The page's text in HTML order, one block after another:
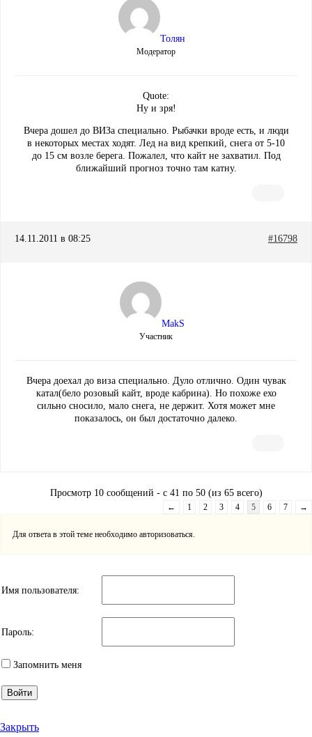
Толян
Модератор
Quote:
Ну и зря!
Вчера дошел до ВИЗа специально. Рыбачки вроде есть, и люди
в некоторых местах ходят. Лед на вид крепкий, снега от 5-10
до 15 см возле берега. Пожалел, что кайт не захватил. Под
ближайший прогноз точно там катну.
14.11.2011 в 08:25 #16798
MakS
Участник
Вчера доехал до виза специально. Дуло отлично. Один чувак
катал(бело розовый кайт, вроде кабрина). Но похоже ехо
сильно сносило, мало снега, не держит. Хотя может мне
показалось, он был достаточно далеко.
Просмотр 10 сообщений - с 41 по 50 (из 65 всего)
← 1 2 3 4 5 6 7 →
Для ответа в этой теме необходимо авторизоваться.
Имя пользователя:
Пароль:
Запомнить меня
Войти
Закрыть